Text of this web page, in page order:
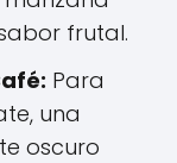
frutal.
Para
una
oscuro